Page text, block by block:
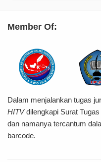
Member Of:
Dalam menjalankan tugas
HITVdilengkapi Surat
dan namanya tercantum
barcode.